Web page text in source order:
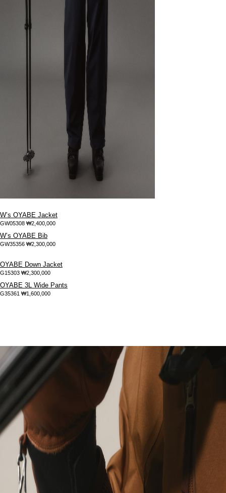
W’s OYABE Jacket
GW05308 ₩2,400,000
W’s OYABE Bib
GW35356 ₩2,300,000
OYABE Down Jacket
G15303 ₩2,300,000
OYABE 3L Wide Pants
G35361 ₩1,600,000